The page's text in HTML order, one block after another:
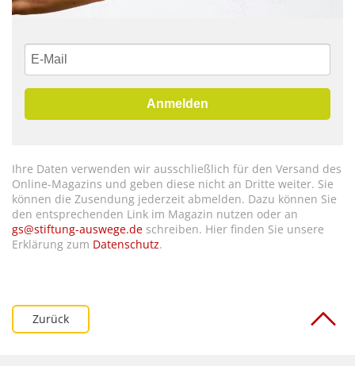
Anmelden
Ihre Daten verwenden wir ausschließlich für den Versand des
Online-Magazins und geben diese nicht an Dritte weiter. Sie
können die Zusendung jederzeit abmelden. Dazu können Sie
den entsprechenden Link im Magazin nutzen oder an
gs@stiftung-auswege.de schreiben. Hier finden Sie unsere
Erklärung zum Datenschutz.
Zurück